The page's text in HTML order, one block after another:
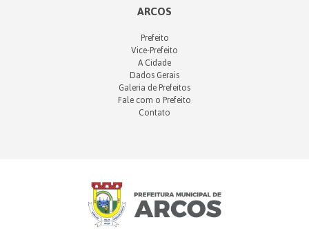
ARCOS
Prefeito
Vice-Prefeito
A Cidade
Dados Gerais
Galeria de Prefeitos
Fale com o Prefeito
Contato